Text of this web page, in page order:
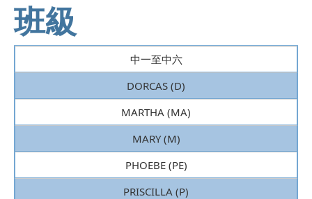
班級
中一至中六
DORCAS (D)
MARTHA (MA)
MARY (M)
PHOEBE (PE)
PRISCILLA (P)